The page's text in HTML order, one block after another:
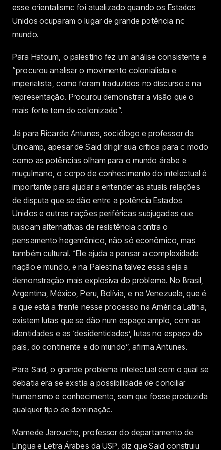
esse orientalismo foi atualizado quando os Estados
Unidos ocuparam o lugar de grande potência no
mundo.
Para Hatoum, o palestino fez um análise consistente e
“procurou analisar o movimento colonialista e
imperialista, como foram traduzidos no discurso e na
representação. Procurou demonstrar a visão que o
mais forte tem do colonizado”.
Já para Ricardo Antunes, sociólogo e professor da
Unicamp, apesar de Said dirigir sua crítica para o modo
como as potências olham para o mundo árabe e
muçulmano, o corpo de conhecimento do intelectual é
importante para ajudar a entender as atuais relações
de disputa que se dão entre a potência Estados
Unidos e outras nações periféricas subjugadas que
buscam alternativas de resistência contra o
pensamento hegemônico, não só econômico, mas
também cultural. “Ele ajuda a pensar a complexidade
nação e mundo, e na Palestina talvez essa seja a
demonstração mais explosiva do problema. No Brasil,
Argentina, México, Peru, Bolívia, e na Venezuela, que é
a que está a frente nesse processo na América Latina,
existem lutas que se dão num espaço amplo, com as
identidades e as ‘desidentidades’, lutas no espaço do
país, do continente e do mundo”, afirma Antunes.
Para Said, o grande problema intelectual com o qual se
debatia era se existia a possibilidade de conciliar
humanismo e conhecimento, sem que fosse produzida
qualquer tipo de dominação.
Mamede Jarouche, professor do departamento de
Língua e Letra Árabes da USP, diz que Said construiu